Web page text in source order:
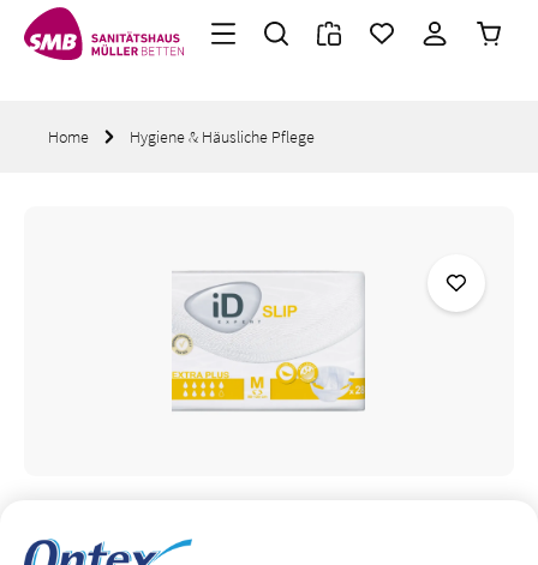
Zum Hauptinhalt springen
Home Hygiene & Häusliche Pflege